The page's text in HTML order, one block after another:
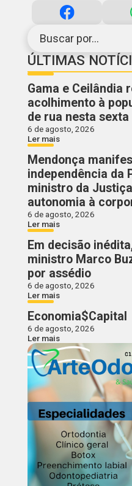
Buscar por...
ÚLTIMAS
Gama e Ceilândia
acolhimento à
de rua nesta sexta
6 de agosto, 2026
Ler mais
Mendonça
independência da
ministro da
autonomia à
6 de agosto, 2026
Ler mais
Em decisão
ministro Marco
por assédio
6 de agosto, 2026
Ler mais
Economia$Capital
6 de agosto, 2026
Ler mais